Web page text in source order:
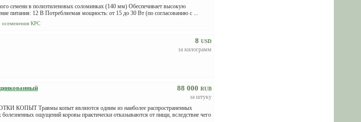
семени в полиэтиленовых соломинках (140 мм) Обеспечивает высокую
питания: 12 В Потребляемая мощность: от 15 до 30 Вт (по согласованию с ...
осеменения КРС
8 USD
за килограмм
88 000 RUB
за штуку
Травмы копыт являются одним из наиболее распространенных
ощущений коровы практически отказываются от пищи, вследствие чего